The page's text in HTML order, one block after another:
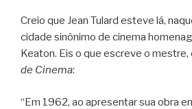
Creio que Jean Tulard esteve lá,
cidade sinônimo de cinema
Keaton. Eis o que escreve o mestre,
de Cinema:
“Em 1962, ao apresentar sua obra